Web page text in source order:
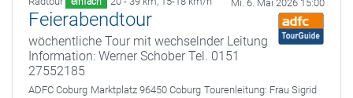
Mi. 6. Mai 2026 15:00
Feierabendtour
wöchentliche Tour mit wechselnder Leitung
Information: Werner Schober Tel. 0151
27552185
ADFC Coburg Marktplatz 96450 Coburg Tourenleitung: Frau Sigrid